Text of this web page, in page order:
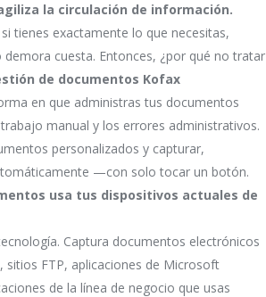
la circulación de información.
tienes exactamente lo que necesitas,
cuesta. Entonces, ¿por qué no tratar
de documentos Kofax
en que administras tus documentos
manual y los errores administrativos.
personalizados y capturar,
—con solo tocar un botón.
usa tus dispositivos actuales de
Captura documentos electrónicos
, sitios FTP, aplicaciones de Microsoft
de la línea de negocio que usas